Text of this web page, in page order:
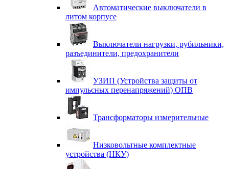
Автоматические выключатели в
литом корпусе
Выключатели нагрузки, рубильники,
разъединители, предохранители
УЗИП (Устройства защиты от
импульсных перенапряжений) ОПВ
Трансформаторы измерительные
Низковольтные комплектные
устройства (НКУ)